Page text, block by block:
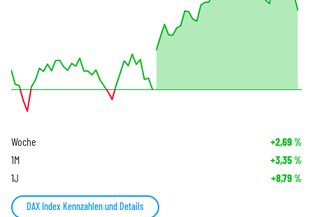
Woche +2,69%
1M +3,35%
1J +8,79%
DAX Index Kennzahlen und Details